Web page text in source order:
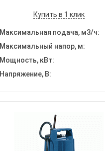
Купить в 1 клик
Максимальная подача, м3/ч:
Максимальный напор, м:
Мощность, кВт:
Напряжение, В: